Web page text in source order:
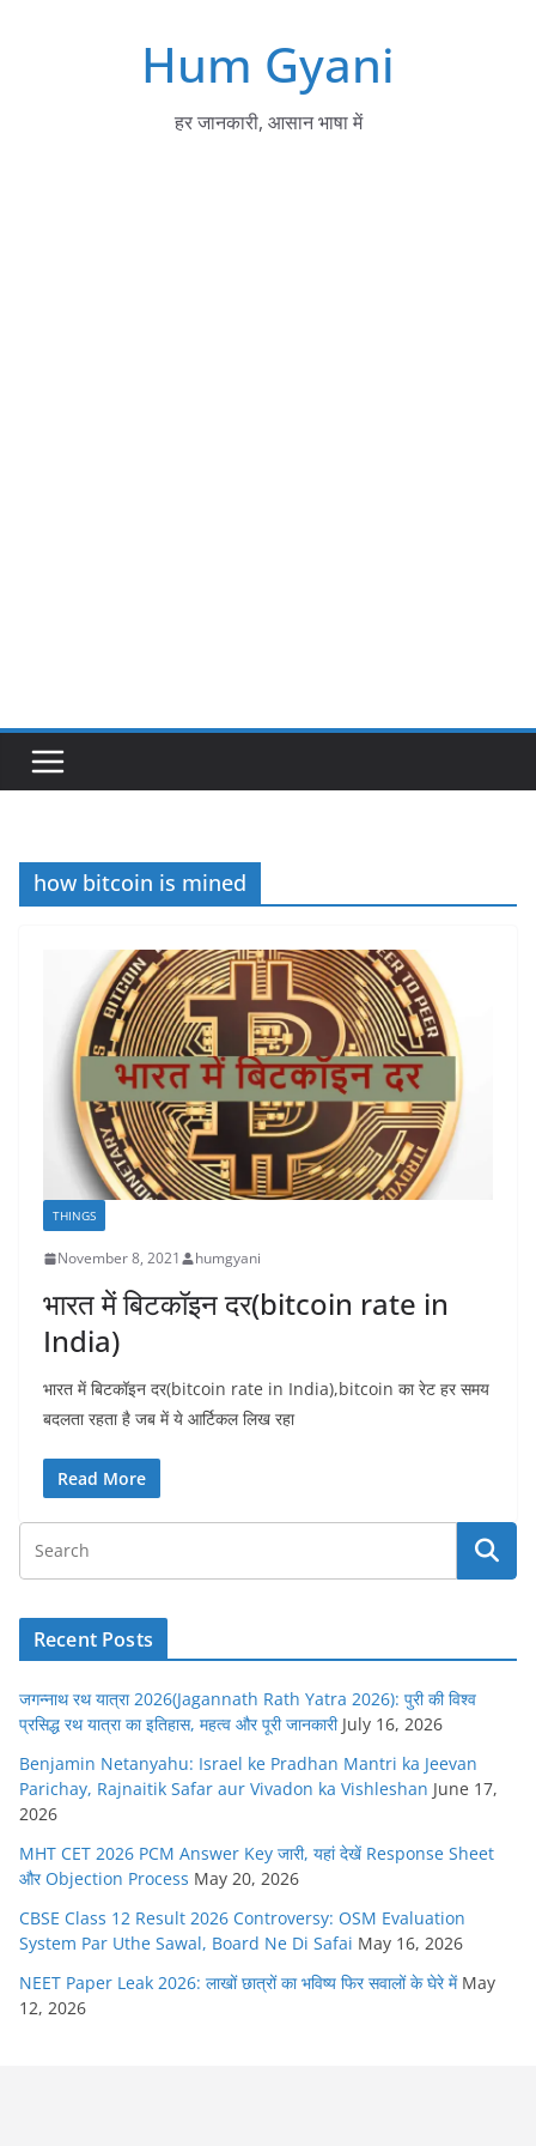
Hum Gyani
हर जानकारी, आसान भाषा में
how bitcoin is mined
THINGS
November 8, 2021 humgyani
भारत में बिटकॉइन दर(bitcoin rate in
India)
भारत में बिटकॉइन दर(bitcoin rate in India),bitcoin का रेट हर समय
बदलता रहता है जब में ये आर्टिकल लिख रहा
Read More
Recent Posts
जगन्नाथ रथ यात्रा 2026(Jagannath Rath Yatra 2026): पुरी की विश्व
प्रसिद्ध रथ यात्रा का इतिहास, महत्व और पूरी जानकारी July 16, 2026
Benjamin Netanyahu: Israel ke Pradhan Mantri ka Jeevan
Parichay, Rajnaitik Safar aur Vivadon ka Vishleshan June 17,
2026
MHT CET 2026 PCM Answer Key जारी, यहां देखें Response Sheet
और Objection Process May 20, 2026
CBSE Class 12 Result 2026 Controversy: OSM Evaluation
System Par Uthe Sawal, Board Ne Di Safai May 16, 2026
NEET Paper Leak 2026: लाखों छात्रों का भविष्य फिर सवालों के घेरे में May
12, 2026